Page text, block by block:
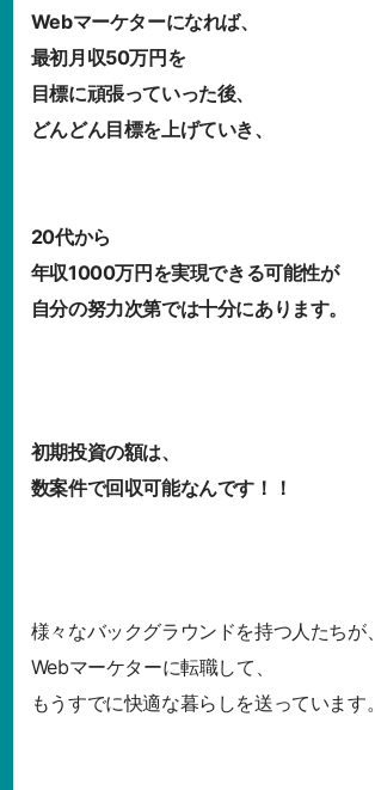
Webマーケターになれば、
最初月収50万円を
目標に頑張っていった後、
どんどん目標を上げていき、
20代から
年収1000万円を実現できる可能性が
自分の努力次第では十分にあります。
初期投資の額は、
数案件で回収可能なんです！！
様々なバックグラウンドを持つ人たちが、
Webマーケターに転職して、
もうすでに快適な暮らしを送っています。